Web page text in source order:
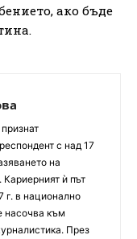
ако бъде
с над 17
на
Кариерният ѝ път
г. в национално
насочва към
През